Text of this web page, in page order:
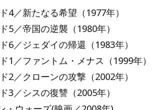
4／新たなる希望（1977年）
5／帝国の逆襲（1980年）
6／ジェダイの帰還（1983年）
1／ファントム・メナス（1999年）
2／クローンの攻撃（2002年）
3／シスの復讐（2005年）